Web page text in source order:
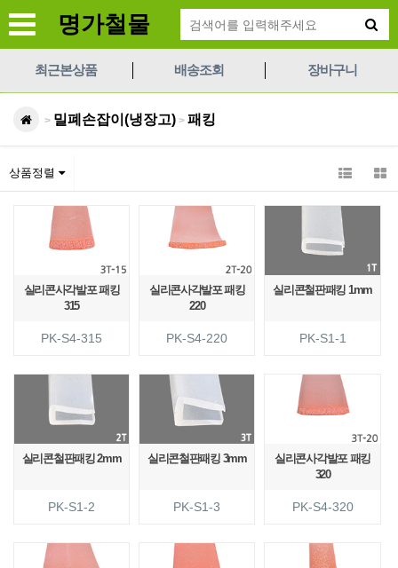
명가철물
최근본상품 배송조회 장바구니
> 밀폐손잡이(냉장고) > 패킹
상품정렬
실리콘사각발포 패킹
315
PK-S4-315
실리콘사각발포 패킹
220
PK-S4-220
실리콘철판패킹 1mm
PK-S1-1
실리콘철판패킹 2mm
PK-S1-2
실리콘철판패킹 3mm
PK-S1-3
실리콘사각발포 패킹
320
PK-S4-320